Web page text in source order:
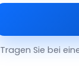
Tragen Sie bei